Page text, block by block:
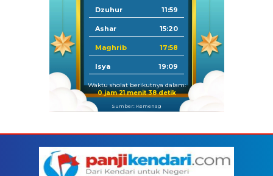
Dzuhur 11:59
Ashar 15:20
Maghrib 17:58
Isya 19:09
Waktu sholat berikutnya dalam:
0 jam 21 menit 38 detik
Sumber: Kemenag